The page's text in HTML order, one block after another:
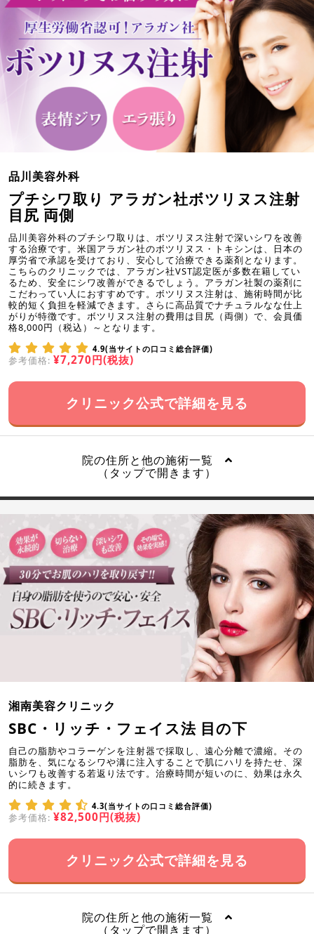
品川美容外科
プチシワ取り アラガン社ボツリヌス注射
目尻 両側
品川美容外科のプチシワ取りは、ボツリヌス注射で深いシワを改善
する治療です。米国アラガン社のボツリヌス・トキシンは、日本の
厚労省で承認を受けており、安心して治療できる薬剤となります。
こちらのクリニックでは、アラガン社VST認定医が多数在籍してい
るため、安全にシワ改善ができるでしょう。アラガン社製の薬剤に
こだわってい人におすすめです。ボツリヌス注射は、施術時間が比
較的短く負担を軽減できます。さらに高品質でナチュラルなな仕上
がりが特徴です。ボツリヌス注射の費用は目尻（両側）で、会員価
格8,000円（税込）～となります。
4.9(当サイトの口コミ総合評価)
参考価格: ¥7,270円(税抜)
クリニック公式で詳細を見る
院の住所と他の施術一覧
（タップで開きます）
湘南美容クリニック
SBC・リッチ・フェイス法 目の下
自己の脂肪やコラーゲンを注射器で採取し、遠心分離で濃縮。その
脂肪を、気になるシワや溝に注入することで肌にハリを持たせ、深
いシワも改善する若返り法です。治療時間が短いのに、効果は永久
的に続きます。
4.3(当サイトの口コミ総合評価)
参考価格: ¥82,500円(税抜)
クリニック公式で詳細を見る
院の住所と他の施術一覧
（タップで開きます）